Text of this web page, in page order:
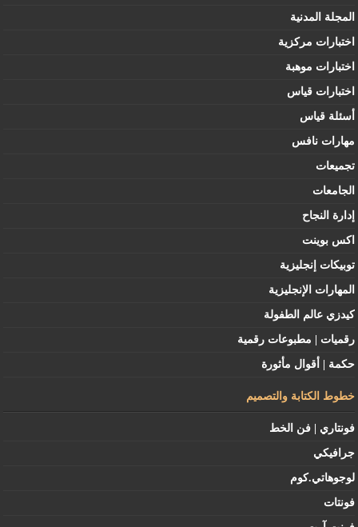
المجلة المدنية
اختبارات مركزية
اختبارات موهبة
اختبارات قياس
أسئلة قياس
مهارات نافس
تجميعات
الجامعات
إدارة النجاح
اكس بوينت
توبيكات إنجليزية
المهارات الإنجليزية
كيدزي عالم الطفولة
رقميات | مطبوعات رقمية
حكمة | أقوال مأثورة
خطوط الكتابة والتصميم
فونتاري | فن الخط
جرافيكي
لوجوهاتي.كوم
فونتات